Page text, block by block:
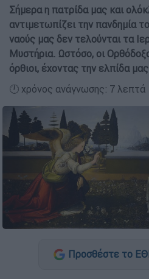
Σήμερα η πατρίδα μας και
αντιμετωπίζει την πανδημία
ναούς μας δεν τελούνται τα
Μυστήρια. Ωστόσο, οι
όρθιοι, έχοντας την ελπίδα
🕛 χρόνος ανάγνωσης: 7
Προσθέστε το